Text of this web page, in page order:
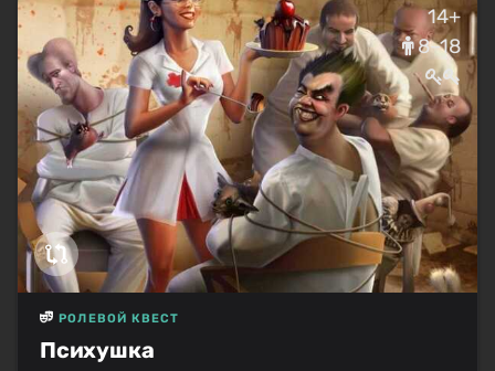
14+
8–18
Психушка
РОЛЕВОЙ КВЕСТ